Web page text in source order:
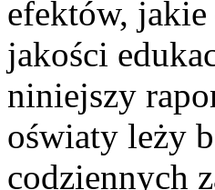
efektów,
jakości
niniejszy
oświaty leży
codziennych